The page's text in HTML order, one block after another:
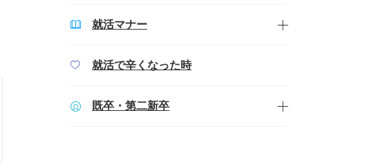
就活マナー
就活で辛くなった時
既卒・第二新卒